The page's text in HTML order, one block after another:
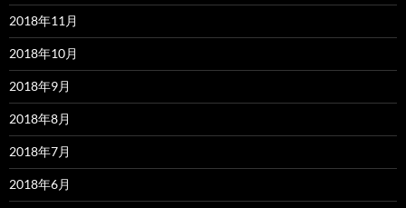
2018年11月
2018年10月
2018年9月
2018年8月
2018年7月
2018年6月